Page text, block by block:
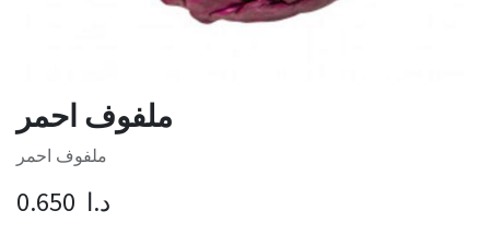
ملفوف احمر
ملفوف احمر
0.650 د.ا